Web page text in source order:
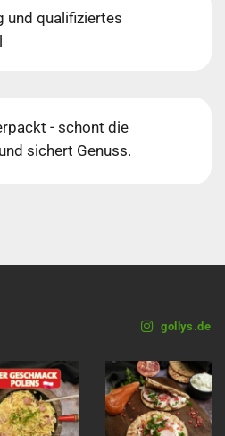
und qualifiziertes
- schont die
sichert Genuss.
gollys.de